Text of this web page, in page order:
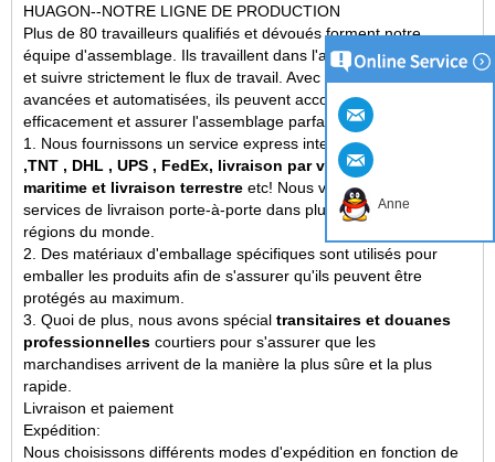
HUAGON--NOTRE LIGNE DE PRODUCTION
Plus de 80 travailleurs qualifiés et dévoués forment notre
équipe d'assemblage. Ils travaillent dans l'atelier sans poussière
et suivre strictement le flux de travail . Avec l'aide de machines
avancées et automatisées, ils peuvent accomplir chaque tâche
efficacement et assurer l'assemblage parfait de vos produits.
1. Nous fournissons un service express international :
,TNT , DHL , UPS , FedEx, livraison par vol, livraison
maritime et livraison terrestre etc! Nous vous proposons
services de livraison porte-à-porte dans plus de 200 pays et
régions du monde.
2. Des matériaux d'emballage spécifiques sont utilisés pour
emballer les produits afin de s'assurer qu'ils peuvent être
protégés au maximum.
3. Quoi de plus, nous avons spécial transitaires et douanes
professionnelles courtiers pour s'assurer que les
marchandises arrivent de la manière la plus sûre et la plus
rapide.
Livraison et paiement
Expédition:
Nous choisissons différents modes d'expédition en fonction de
Anne